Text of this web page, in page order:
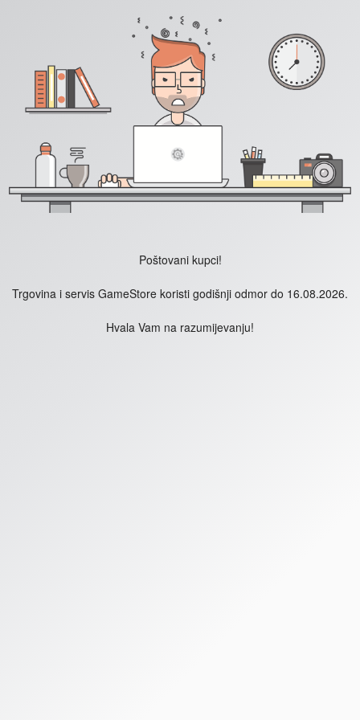
Poštovani kupci!
Trgovina i servis GameStore koristi godišnji odmor do 16.08.2026.
Hvala Vam na razumijevanju!